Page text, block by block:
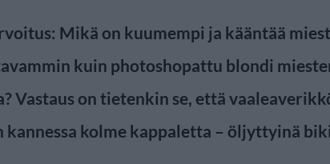
Mikä on kuumempi ja kääntää
kuin photoshopattu blondi
Vastaus on tietenkin se, että
kannessa kolme kappaletta – öljyttyinä